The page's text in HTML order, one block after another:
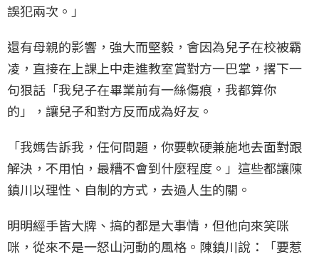
誤犯兩次。」
還有母親的影響，強大而堅毅，會因為兒子在校被霸
凌，直接在上課上中走進教室賞對方一巴掌，撂下一
句狠話「我兒子在畢業前有一絲傷痕，我都算你
的」，讓兒子和對方反而成為好友。
「我媽告訴我，任何問題，你要軟硬兼施地去面對跟
解決，不用怕，最糟不會到什麼程度。」這些都讓陳
鎮川以理性、自制的方式，去過人生的關。
明明經手皆大牌、搞的都是大事情，但他向來笑咪
咪，從來不是一怒山河動的風格。陳鎮川說：「要惹